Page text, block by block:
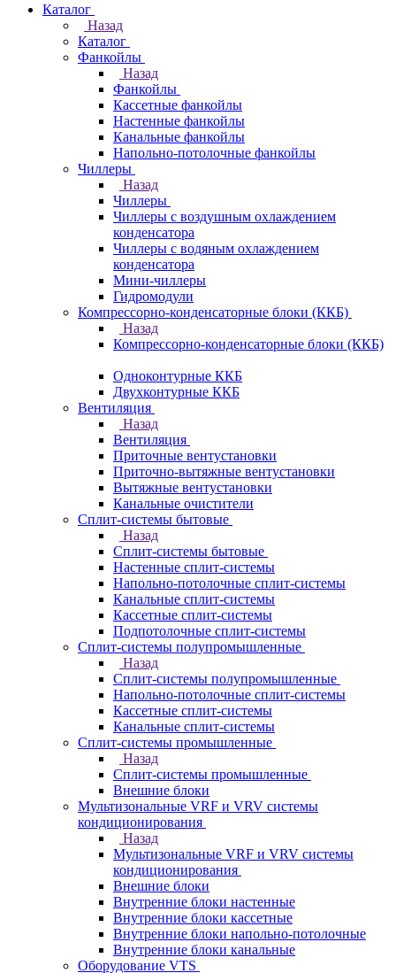
Каталог
Назад
Каталог
Фанкойлы
Назад
Фанкойлы
Кассетные фанкойлы
Настенные фанкойлы
Канальные фанкойлы
Напольно-потолочные фанкойлы
Чиллеры
Назад
Чиллеры
Чиллеры с воздушным охлаждением
конденсатора
Чиллеры с водяным охлаждением
конденсатора
Мини-чиллеры
Гидромодули
Компрессорно-конденсаторные блоки (ККБ)
Назад
Компрессорно-конденсаторные блоки (ККБ)
Одноконтурные ККБ
Двухконтурные ККБ
Вентиляция
Назад
Вентиляция
Приточные вентустановки
Приточно-вытяжные вентустановки
Вытяжные вентустановки
Канальные очистители
Сплит-системы бытовые
Назад
Сплит-системы бытовые
Настенные сплит-системы
Напольно-потолочные сплит-системы
Канальные сплит-системы
Кассетные сплит-системы
Подпотолочные сплит-системы
Сплит-системы полупромышленные
Назад
Сплит-системы полупромышленные
Напольно-потолочные сплит-системы
Кассетные сплит-системы
Канальные сплит-системы
Сплит-системы промышленные
Назад
Сплит-системы промышленные
Внешние блоки
Мультизональные VRF и VRV системы
кондиционирования
Назад
Мультизональные VRF и VRV системы
кондиционирования
Внешние блоки
Внутренние блоки настенные
Внутренние блоки кассетные
Внутренние блоки напольно-потолочные
Внутренние блоки канальные
Оборудование VTS